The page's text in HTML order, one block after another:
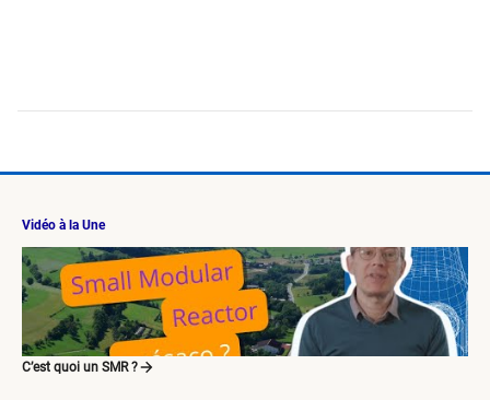
Vidéo à la Une
C’est quoi un SMR ?